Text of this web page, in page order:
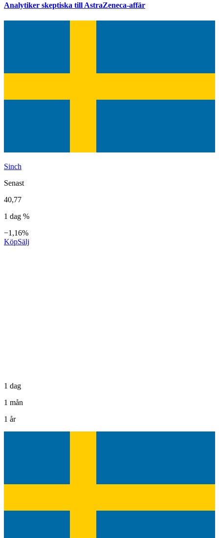
Analytiker skeptiska till AstraZeneca-affär
Sinch
Senast
40,77
1 dag %
−1,16%
KöpSälj
1 dag
1 mån
1 år